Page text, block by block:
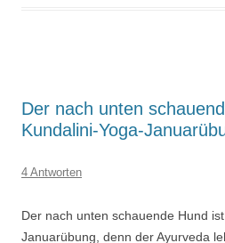
Der nach unten
Kundalini-Yoga-
4 Antworten
Der nach unten schauende Hund
Januarübung, denn der Ayurveda